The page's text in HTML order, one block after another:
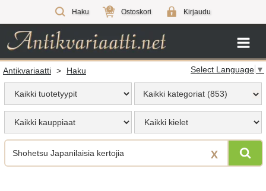
Haku 0 Ostoskori Kirjaudu
Select Language ▼
Antikvariaatti > Haku
Kaikki kategoriat (853)
X